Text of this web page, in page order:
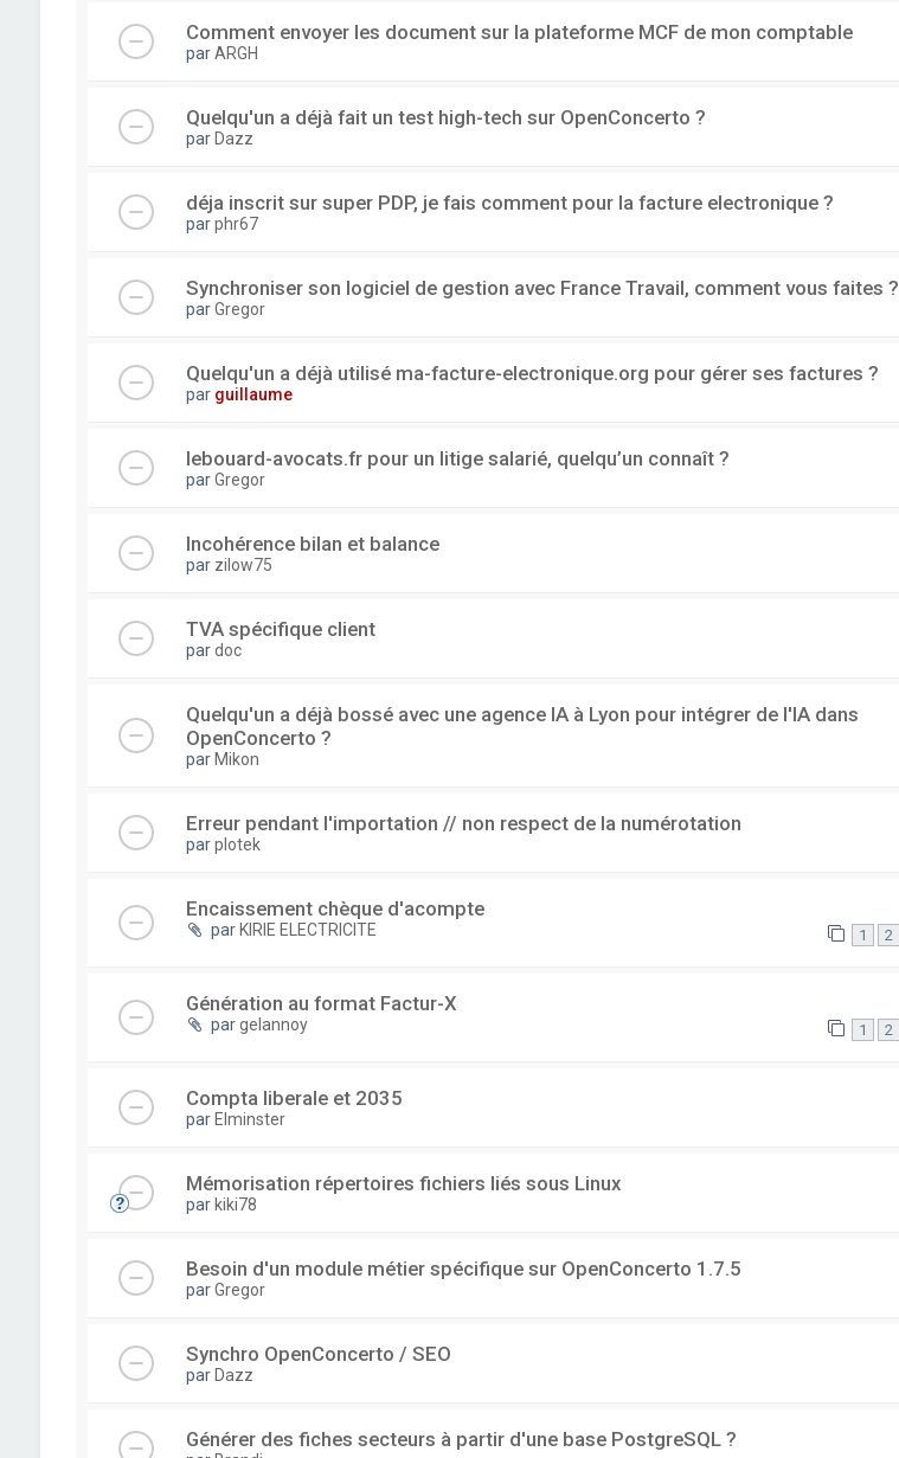
Comment envoyer les document sur la plateforme MCF de mon comptable
parARGH
Quelqu'un a déjà fait un test high-tech sur OpenConcerto ?
par Dazz
déja inscrit sur super PDP, je fais comment pour la facture electronique ?
parphr67
Synchroniser son logiciel de gestion avec France Travail, comment vous faites ?
parGregor
Quelqu'un a déjà utilisé ma-facture-electronique.org pour gérer ses factures ?
par guillaume
lebouard-avocats.fr pour un litige salarié, quelqu’un connaît ?
parGregor
Incohérence bilan et balance
par zilow75
TVA spécifique client
pardoc
Quelqu'un a déjà bossé avec une agence IA à Lyon pour intégrer de l'IA dans
OpenConcerto ?
par Mikon
Erreur pendant l'importation // non respect de la numérotation
parplotek
Encaissement chèque d'acompte
par KIRIE ELECTRICITE 1 2
Génération au format Factur-X
pargelannoy 1 2
Compta liberale et 2035
par Elminster
Mémorisation répertoires fichiers liés sous Linux
par kiki78
Besoin d'un module métier spécifique sur OpenConcerto 1.7.5
parGregor
Synchro OpenConcerto / SEO
par Dazz
Générer des fiches secteurs à partir d'une base PostgreSQL ?